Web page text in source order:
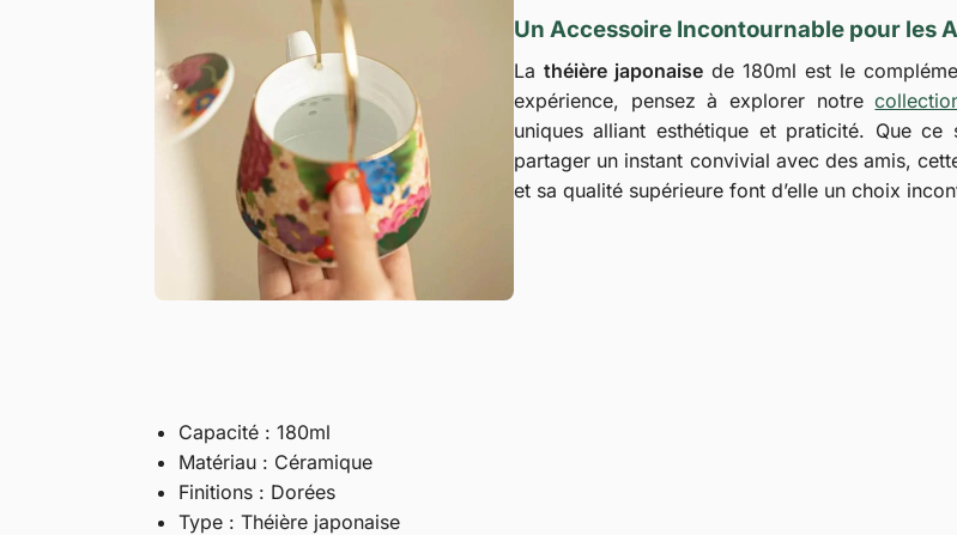
Un Accessoire Incontournable pour les
La théière japonaise de 180ml est le
expérience, pensez à explorer notre
uniques alliant esthétique et praticité. Que
partager un instant convivial avec des amis,
et sa qualité supérieure font d’elle un choix
Capacité : 180ml
Matériau : Céramique
Finitions : Dorées
Type : Théière japonaise